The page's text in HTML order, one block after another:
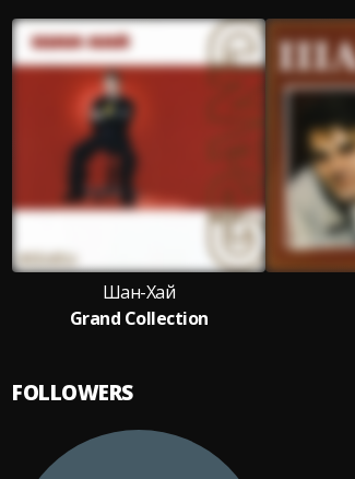
Шан-Хай
Grand Collection
FOLLOWERS